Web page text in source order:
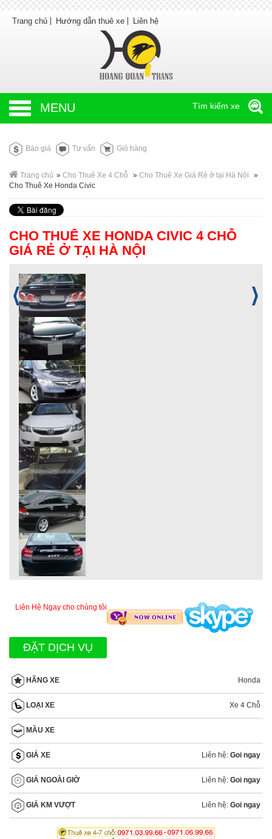
Trang chủ Hướng dẫn thuê xe Liên hệ
MENU Tìm kiếm xe
Báo giá Tư vấn Giỏ hàng
Trang chủ » Cho Thuê Xe 4 Chỗ » Cho Thuê Xe Giá Rẻ ở tại Hà Nội
»
Cho Thuê Xe Honda Civic
CHO THUÊ XE HONDA CIVIC 4 CHỖ
GIÁ RẺ Ở TẠI HÀ NỘI
Liên Hệ Ngay cho chúng tôi
ĐẶT DỊCH VỤ
HÃNG XE Honda
LOẠI XE Xe 4 Chỗ
MẦU XE
GIÁ XE Liên hệ: Goi ngay
GIÁ NGOÀI GIỜ Liên hệ: Goi ngay
GIÁ KM VƯỢT Liên hệ: Goi ngay